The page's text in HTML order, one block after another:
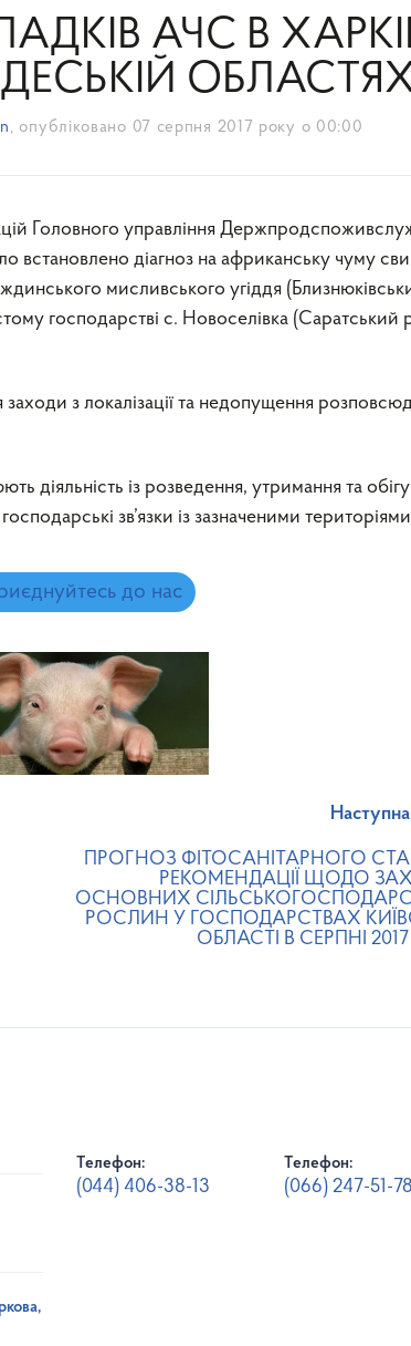
АЧС В
, опубліковано 07 серпня 2017 року о 00:00
встановлено діагноз на африканську чуму
мисливського угіддя
господарстві с. Новоселівка (Саратський
з локалізації та недопущення
діяльність із розведення, утримання та обігу
зв’язки із зазначеними
до нас
Наступна
ПРОГНОЗ ФІТОСАНІТАРНОГО
РЕКОМЕНДАЦІЇ ЩОДО
ОСНОВНИХ
РОСЛИН У ГОСПОДАРСТВАХ
ОБЛАСТІ В СЕРПНІ
Телефон:
(044) 406-38-13
Телефон:
(066) 247-51-78